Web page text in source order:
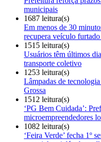
municipais
1687 leitura(s)
Em menos de 30
recupera veículo
1515 leitura(s)
Usuários têm últimos
transporte coletivo
1253 leitura(s)
Lâmpadas de
Grossa
1512 leitura(s)
‘PG Bem Cuidada’:
microempreendedores
1082 leitura(s)
‘Feira Verde’ fecha 1º